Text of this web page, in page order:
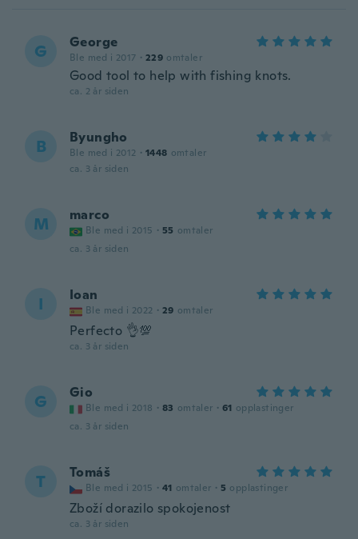
G George
Ble med i 2017 · 229 omtaler
Good tool to help with fishing knots.
ca. 2 år siden
B Byungho
Ble med i 2012 · 1448 omtaler
ca. 3 år siden
M marco
Ble med i 2015 · 55 omtaler
ca. 3 år siden
I Ioan
Ble med i 2022 · 29 omtaler
Perfecto 👌💯
ca. 3 år siden
G Gio
Ble med i 2018 · 83 omtaler · 61 opplastinger
ca. 3 år siden
T Tomáš
Ble med i 2015 · 41 omtaler · 5 opplastinger
Zboží dorazilo spokojenost
ca. 3 år siden